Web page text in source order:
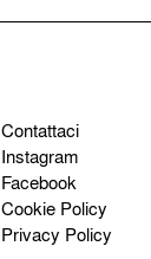
Contattaci
Instagram
Facebook
Cookie Policy
Privacy Policy